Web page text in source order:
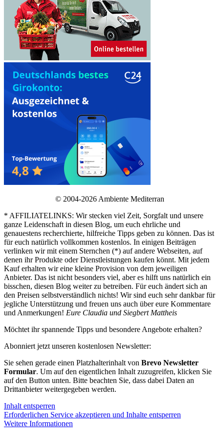
© 2004-2026 Ambiente Mediterran
* AFFILIATELINKS: Wir stecken viel Zeit, Sorgfalt und unsere
ganze Leidenschaft in diesen Blog, um euch ehrliche und
genauestens recherchierte, hilfreiche Tipps geben zu können. Das ist
für euch natürlich vollkommen kostenlos. In einigen Beiträgen
verlinken wir mit einem Sternchen (*) auf andere Webseiten, auf
denen ihr Produkte oder Dienstleistungen kaufen könnt. Mit jedem
Kauf erhalten wir eine kleine Provision von dem jeweiligen
Anbieter. Das ist nicht besonders viel, aber es hilft uns natürlich ein
bisschen, diesen Blog weiter zu betreiben. Für euch ändert sich an
den Preisen selbstverständlich nichts! Wir sind euch sehr dankbar für
jegliche Unterstützung und freuen uns auch über eure Kommentare
und Anmerkungen! Eure Claudia und Siegbert Mattheis
Möchtet ihr spannende Tipps und besondere Angebote erhalten?
Abonniert jetzt unseren kostenlosen Newsletter:
Sie sehen gerade einen Platzhalterinhalt von Brevo Newsletter
Formular. Um auf den eigentlichen Inhalt zuzugreifen, klicken Sie
auf den Button unten. Bitte beachten Sie, dass dabei Daten an
Drittanbieter weitergegeben werden.
Inhalt entsperren
Erforderlichen Service akzeptieren und Inhalte entsperren
Weitere Informationen